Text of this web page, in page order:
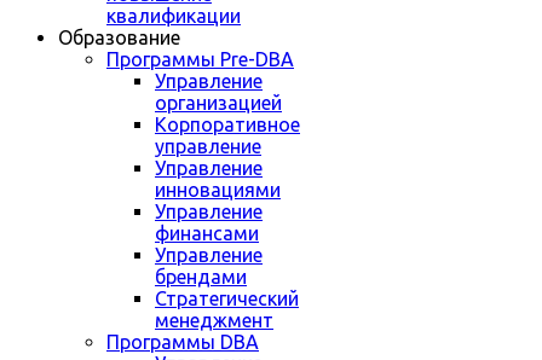
квалификации
Образование
Программы Pre-DBA
Управление
организацией
Корпоративное
управление
Управление
инновациями
Управление
финансами
Управление
брендами
Стратегический
менеджмент
Программы DBA